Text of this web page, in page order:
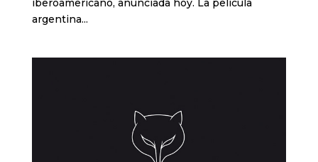
iberoamericano, anunciada hoy. La película
argentina...